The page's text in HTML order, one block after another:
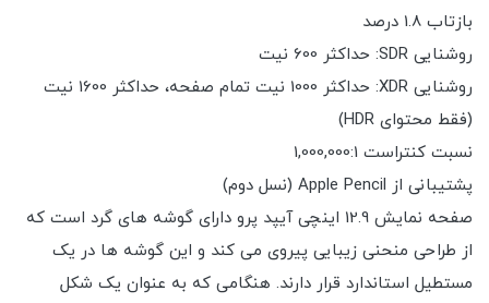
بازتاب 1.8 درصد
روشنایی SDR: حداکثر 600 نیت
روشنایی XDR: حداکثر 1000 نیت تمام صفحه، حداکثر 1600 نیت
(فقط محتوای HDR)
نسبت کنتراست 1,000,000:1
پشتیبانی از Apple Pencil (نسل دوم)
صفحه نمایش 12.9 اینچی آیپد پرو دارای گوشه های گرد است که
از طراحی منحنی زیبایی پیروی می کند و این گوشه ها در یک
مستطیل استاندارد قرار دارند. هنگامی که به عنوان یک شکل